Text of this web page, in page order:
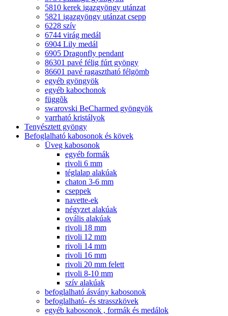
5810 kerek igazgyöngy utánzat
5821 igazgyöngy utánzat csepp
6228 szív
6744 virág medál
6904 Lily medál
6905 Dragonfly pendant
86301 pavé félig fúrt gyöngy
86601 pavé ragasztható félgömb
egyéb gyöngyök
egyéb kabochonok
függõk
swarovski BeCharmed gyöngyök
varrható kristályok
Tenyésztett gyöngy
Befoglalható kabosonok és kövek
Üveg kabosonok
egyéb formák
rivoli 6 mm
téglalap alakúak
chaton 3-6 mm
cseppek
navette-ek
négyzet alakúak
ovális alakúak
rivoli 18 mm
rivoli 12 mm
rivoli 14 mm
rivoli 16 mm
rivoli 20 mm felett
rivoli 8-10 mm
szív alakúak
befoglalható ásvány kabosonok
befoglalható- és strasszkövek
egyéb kabosonok , formák és medálok